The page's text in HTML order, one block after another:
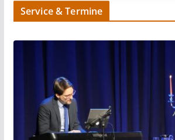
Service & Termine